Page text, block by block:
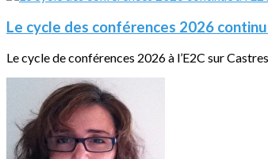
Le cycle des conférences 2026
Le cycle de conférences 2026 à l’E2C sur